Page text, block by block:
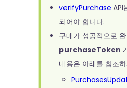
verifyPurchase API
되어야 합니다.
구매가 성공적으로
purchaseToken
내용은 아래를 참조